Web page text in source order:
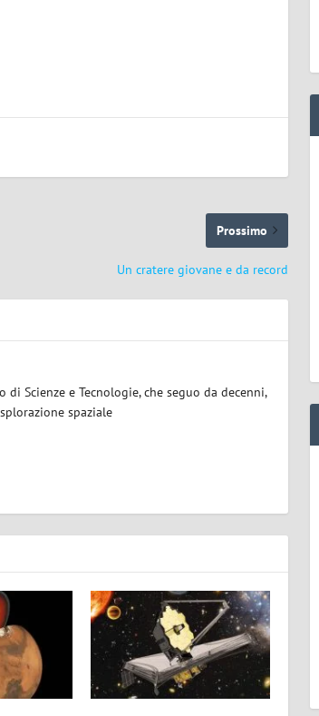
Prossimo
Un cratere giovane e da record
Scienze e Tecnologie, che seguo da decenni,
spaziale